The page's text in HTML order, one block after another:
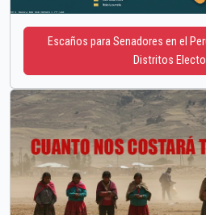
Escaños para Senadores en el
Distritos